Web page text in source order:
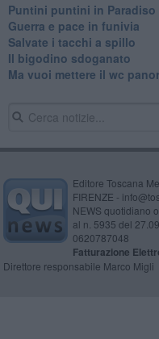
Puntini puntini in Paradiso
Guerra e pace in funivia
Salvate i tacchi a spillo
Il bigodino sdoganato
Ma vuoi mettere il wc
Editore Toscana
FIRENZE -
NEWS quotidiano
al n. 5935 del
0620787048
Fatturazione
Direttore responsabile Marco Migli